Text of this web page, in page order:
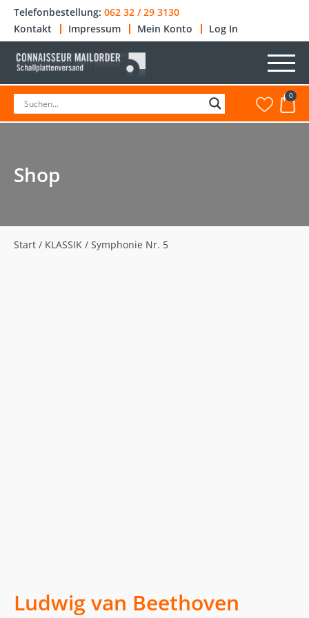
Telefonbestellung: 062 32 / 29 3130
Kontakt
Impressum Mein Konto Log In
0
Shop
Start / KLASSIK / Symphonie Nr. 5
Ludwig van Beethoven